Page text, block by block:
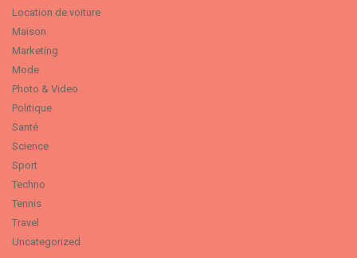
Location de voiture
Maison
Marketing
Mode
Photo & Video
Politique
Santé
Science
Sport
Techno
Tennis
Travel
Uncategorized